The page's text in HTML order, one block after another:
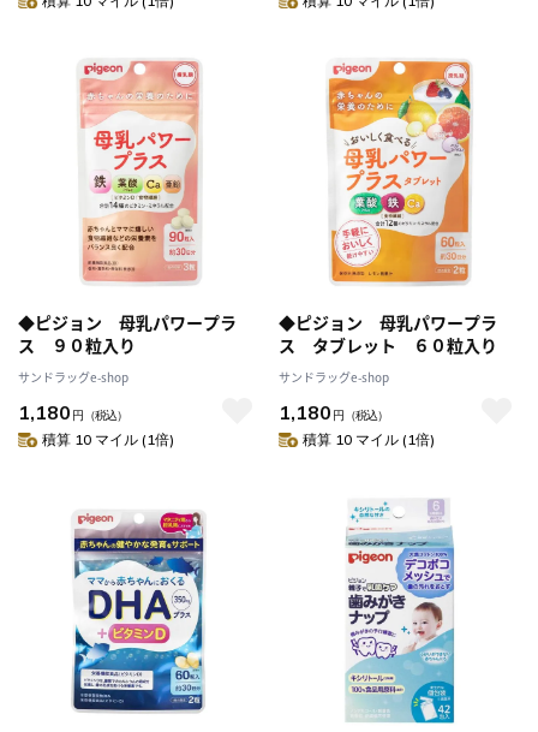
◆ピジョン 母乳パワープラ
ス ９０粒入り
サンドラッグe-shop
1,180 円 （税込）
積算 10 マイル (1倍)
◆ピジョン 母乳パワープラ
ス タブレット ６０粒入り
サンドラッグe-shop
1,180 円 （税込）
積算 10 マイル (1倍)